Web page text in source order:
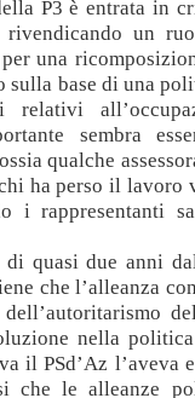
P3 è entrata in
rivendicando un
una
sulla base di una
relativi
sembra
qualche
ha perso il lavoro
i rappresentanti
quasi due anni
che l’alleanza
nella
il PSd’Az l’aveva
che le alleanze